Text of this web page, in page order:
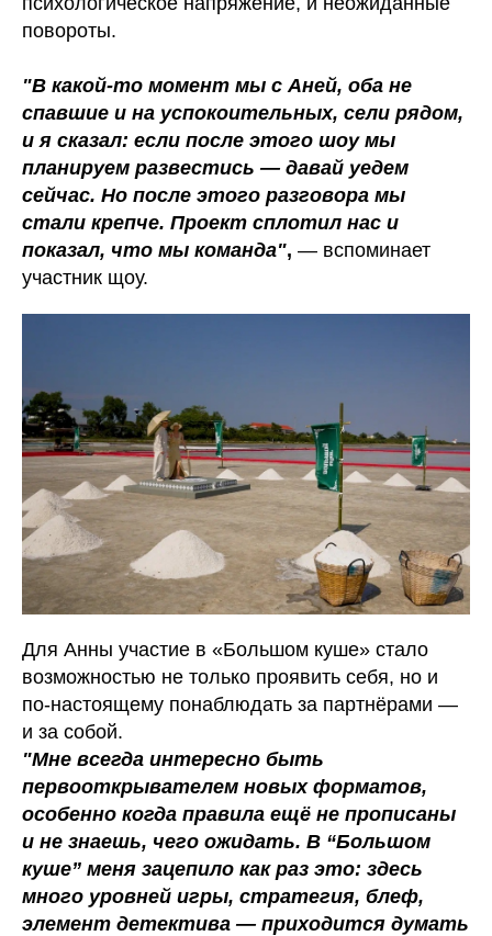
повороты.
"В какой-то момент мы с Аней, оба не
спавшие и на успокоительных, сели рядом,
и я сказал: если после этого шоу мы
планируем развестись — давай уедем
сейчас. Но после этого разговора мы
стали крепче. Проект сплотил нас и
показал, что мы команда", — вспоминает
участник щоу.
Для Анны участие в «Большом куше» стало
возможностью не только проявить себя, но и
по-настоящему понаблюдать за партнёрами —
и за собой.
"Мне всегда интересно быть
первооткрывателем новых форматов,
особенно когда правила ещё не прописаны
и не знаешь, чего ожидать. В “Большом
куше” меня зацепило как раз это: здесь
много уровней игры, стратегия, блеф,
элемент детектива — приходится думать